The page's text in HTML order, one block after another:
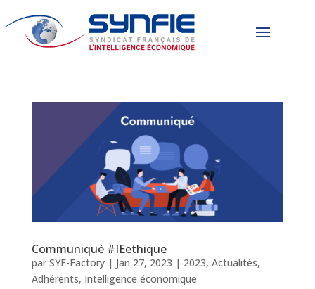
Communiqué #IEethique
par SYF-Factory| Jan 27, 2023 | 2023, Actualités,
Adhérents, Intelligence économique